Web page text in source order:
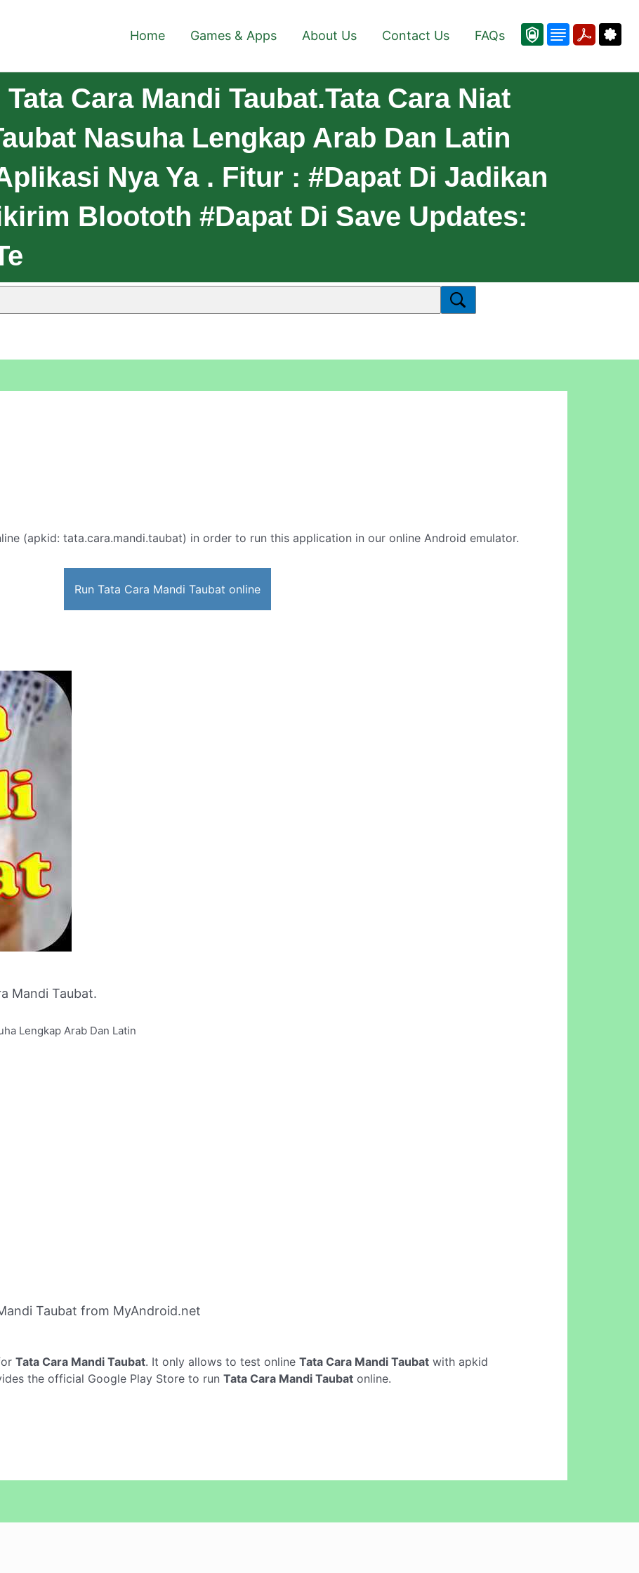
Home Games & Apps About Us Contact Us FAQs
Cara Mandi Taubat.Tata Cara Niat
Nasuha Lengkap Arab Dan Latin
Nya Ya . Fitur : #Dapat Di Jadikan
Bloototh #Dapat Di Save Updates:
(apkid: tata.cara.mandi.taubat) in order to run this application in our online Android emulator.
Run Tata Cara Mandi Taubat online
Mandi Taubat.
Lengkap Arab Dan Latin
Taubat from MyAndroid.net
Tata Cara Mandi Taubat. It only allows to test online Tata Cara Mandi Taubat with apkid
the official Google Play Store to run Tata Cara Mandi Taubat online.